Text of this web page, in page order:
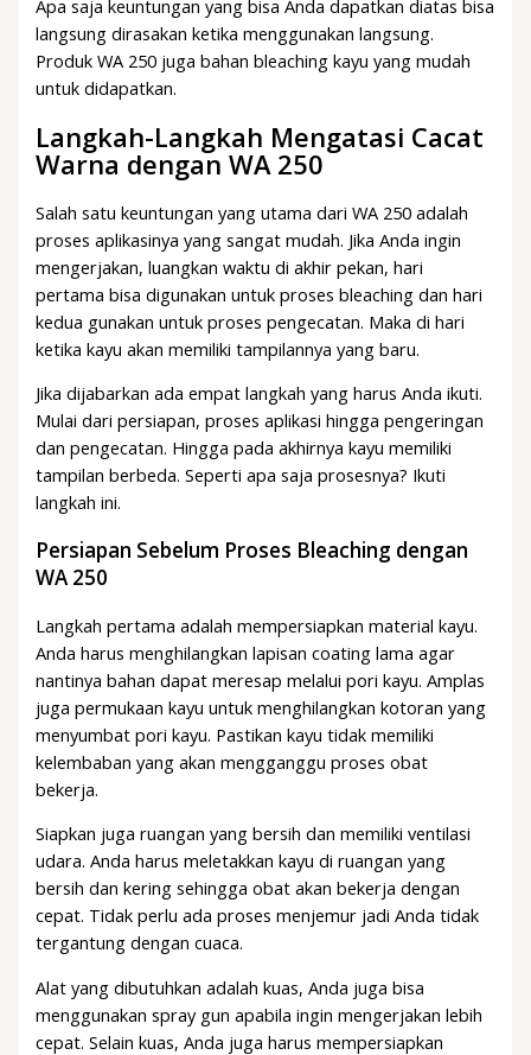
Apa saja keuntungan yang bisa Anda dapatkan diatas bisa
langsung dirasakan ketika menggunakan langsung.
Produk WA 250 juga bahan bleaching kayu yang mudah
untuk didapatkan.
Langkah-Langkah Mengatasi Cacat
Warna dengan WA 250
Salah satu keuntungan yang utama dari WA 250 adalah
proses aplikasinya yang sangat mudah. Jika Anda ingin
mengerjakan, luangkan waktu di akhir pekan, hari
pertama bisa digunakan untuk proses bleaching dan hari
kedua gunakan untuk proses pengecatan. Maka di hari
ketika kayu akan memiliki tampilannya yang baru.
Jika dijabarkan ada empat langkah yang harus Anda ikuti.
Mulai dari persiapan, proses aplikasi hingga pengeringan
dan pengecatan. Hingga pada akhirnya kayu memiliki
tampilan berbeda. Seperti apa saja prosesnya? Ikuti
langkah ini.
Persiapan Sebelum Proses Bleaching dengan
WA 250
Langkah pertama adalah mempersiapkan material kayu.
Anda harus menghilangkan lapisan coating lama agar
nantinya bahan dapat meresap melalui pori kayu. Amplas
juga permukaan kayu untuk menghilangkan kotoran yang
menyumbat pori kayu. Pastikan kayu tidak memiliki
kelembaban yang akan mengganggu proses obat
bekerja.
Siapkan juga ruangan yang bersih dan memiliki ventilasi
udara. Anda harus meletakkan kayu di ruangan yang
bersih dan kering sehingga obat akan bekerja dengan
cepat. Tidak perlu ada proses menjemur jadi Anda tidak
tergantung dengan cuaca.
Alat yang dibutuhkan adalah kuas, Anda juga bisa
menggunakan spray gun apabila ingin mengerjakan lebih
cepat. Selain kuas, Anda juga harus mempersiapkan